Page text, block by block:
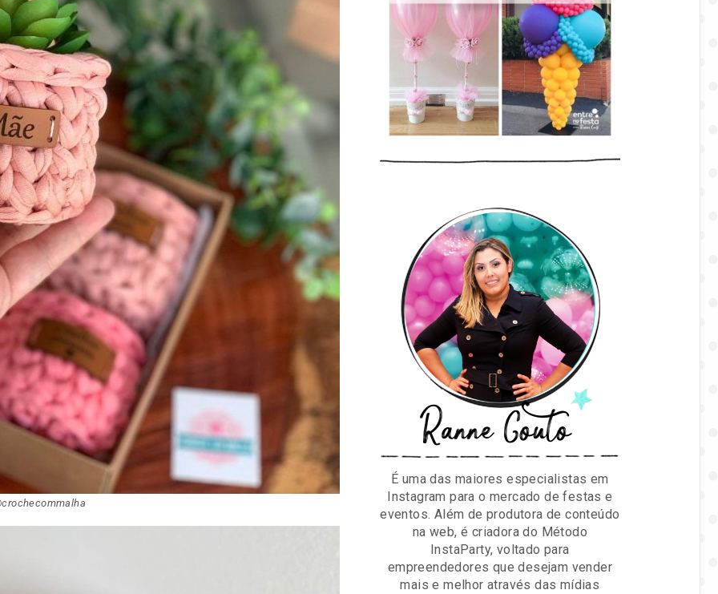
Ranne Couto
É uma das maiores especialistas em
Instagram para o mercado de festas e
eventos. Além de produtora de conteúdo
na web, é criadora do Método
InstaParty, voltado para
empreendedores que desejam vender
mais e melhor através das mídias